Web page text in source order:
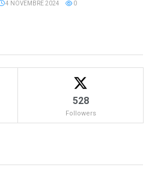
4 NOVEMBRE 2024
0
528
Followers